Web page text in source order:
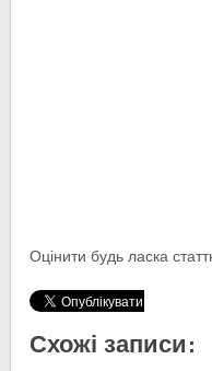
Оцінити будь ласка
Схожі записи: